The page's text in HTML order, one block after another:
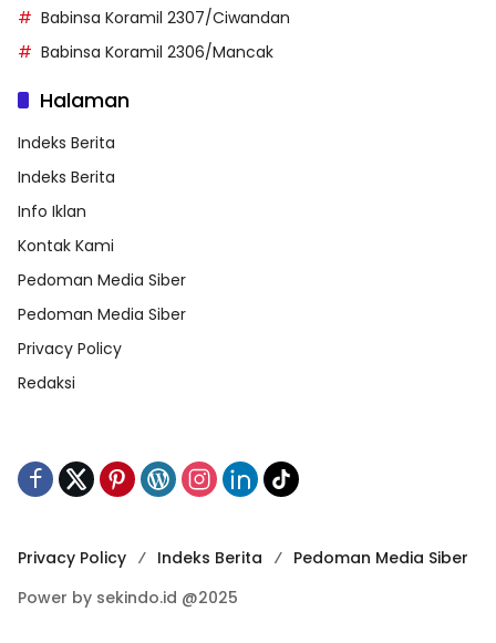
Babinsa Koramil 2307/Ciwandan
Babinsa Koramil 2306/Mancak
Halaman
Indeks Berita
Indeks Berita
Info Iklan
Kontak Kami
Pedoman Media Siber
Pedoman Media Siber
Privacy Policy
Redaksi
Privacy Policy Indeks Berita
Pedoman Media Siber
Power by sekindo.id @2025